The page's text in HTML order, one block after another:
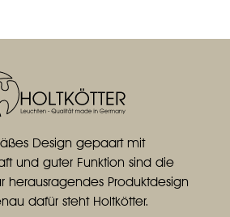
Design gepaart mit
und guter Funktion sind die
herausragendes Produktdesign
dafür steht Holtkötter.